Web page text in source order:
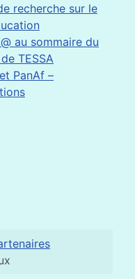
recherche sur le
au sommaire du
TESSA
PanAf –